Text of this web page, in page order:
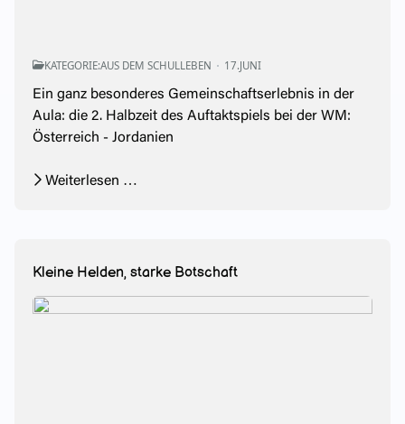
KATEGORIE:AUS DEM SCHULLEBEN 17.JUNI
Ein ganz besonderes Gemeinschaftserlebnis in der
Aula: die 2. Halbzeit des Auftaktspiels bei der WM:
Österreich - Jordanien
Weiterlesen …
Kleine Helden, starke Botschaft